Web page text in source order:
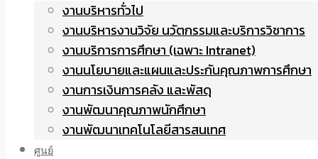
งานบริหารทั่วไป
งานบริหารงานวิจัย นวัตกรรมและบริการวิชาการ
งานบริการการศึกษา (เฉพาะ Intranet)
งานนโยบายและแผนและประกันคุณภาพการศึกษา
งานการเงินการคลัง และพัสดุ
งานพัฒนาคุณภาพนักศึกษา
งานพัฒนาเทคโนโลยีสารสนเทศ
ศูนย์